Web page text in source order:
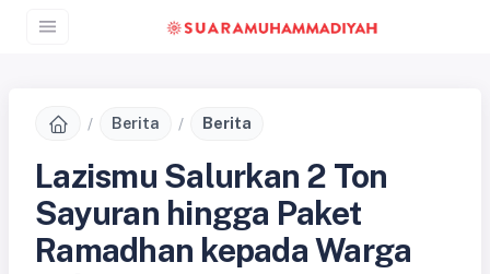
Berita Berita
Lazismu Salurkan 2 Ton
Sayuran hingga Paket
Ramadhan kepada Warga